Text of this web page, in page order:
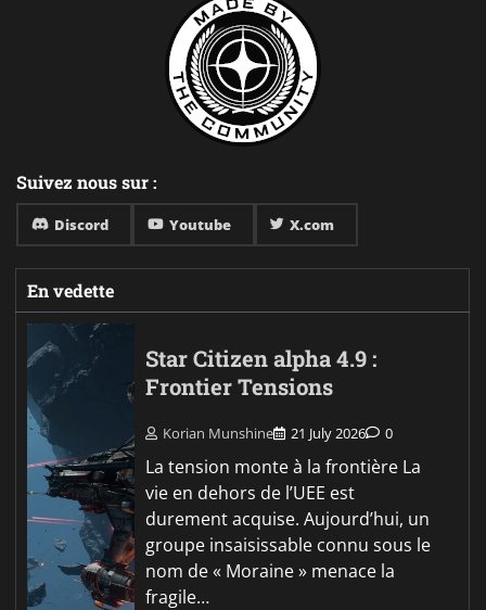
Suivez nous sur :
Discord Youtube X.com
En vedette
Star Citizen alpha 4.9 :
Frontier Tensions
Korian Munshine 21 July 2026 0
La tension monte à la frontière La
vie en dehors de l’UEE est
durement acquise. Aujourd’hui, un
groupe insaisissable connu sous le
nom de « Moraine » menace la
fragile…